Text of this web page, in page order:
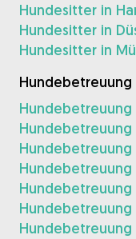
Hundesitter in
Hundesitter in
Hundesitter in
Hundebetreuung
Hundebetreuung
Hundebetreuung
Hundebetreuung
Hundebetreuung
Hundebetreuung
Hundebetreuung
Hundebetreuung